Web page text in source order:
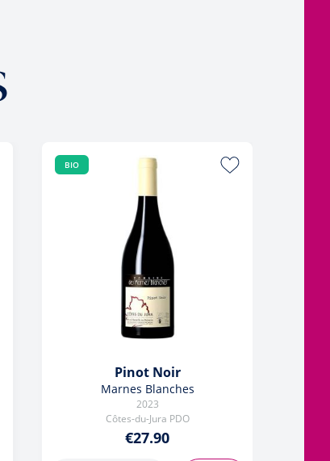
BIO
Pinot Noir
Marnes Blanches
2023
Côtes-du-Jura PDO
€27.90